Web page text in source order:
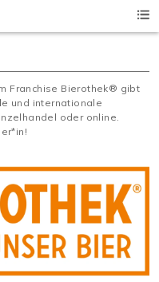
Franchise Bierothek® gibt
und internationale
oder online.